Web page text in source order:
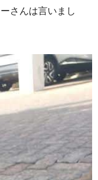
さんは言いまし